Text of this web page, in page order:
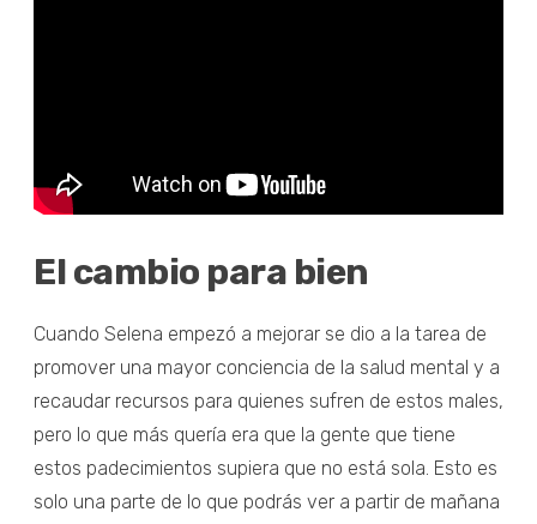
El cambio para bien
Cuando Selena empezó a mejorar se dio a la tarea de
promover una mayor conciencia de la salud mental y a
recaudar recursos para quienes sufren de estos males,
pero lo que más quería era que la gente que tiene
estos padecimientos supiera que no está sola. Esto es
solo una parte de lo que podrás ver a partir de mañana